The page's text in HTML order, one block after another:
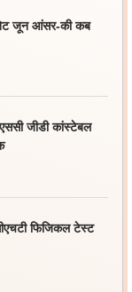
जून आंसर-की कब
जीडी कांस्टेबल
फिजिकल टेस्ट